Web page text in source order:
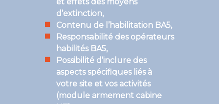
et effets des moyens
d’extinction,
Contenu de l’habilitation BA5,
Responsabilité des opérateurs
habilités BA5,
Possibilité d’inclure des
aspects spécifiques liés à
votre site et vos activités
(module armement cabine